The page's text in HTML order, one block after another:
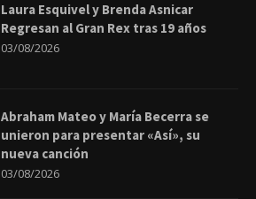
Laura Esquivel y Brenda Asnicar
Regresan al Gran Rex tras 19 años
03/08/2026
Abraham Mateo y María Becerra se
unieron para presentar «Así», su
nueva canción
03/08/2026